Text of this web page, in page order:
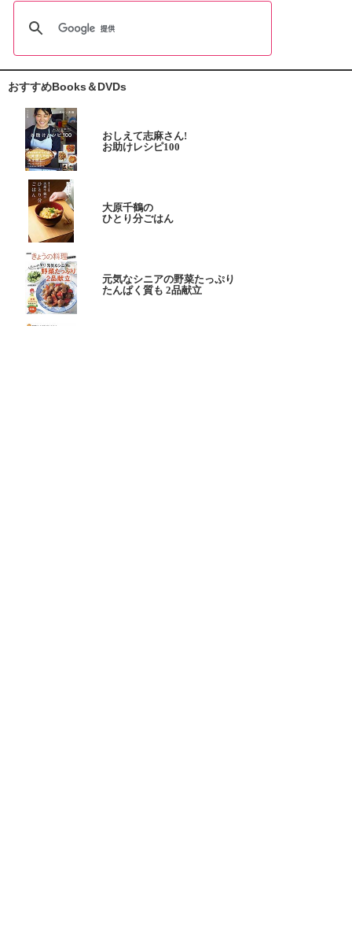
おすすめBooks＆DVDs
おしえて志麻さん!
お助けレシピ100
大原千鶴の
ひとり分ごはん
元気なシニアの野菜たっぷり
たんぱく質も 2品献立